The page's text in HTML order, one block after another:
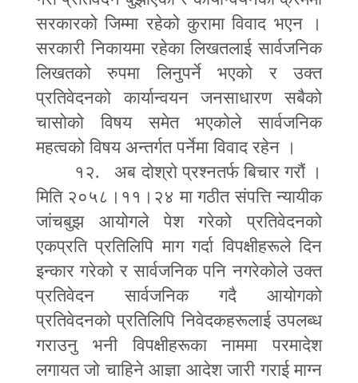
सरकारको जिम्मा रहेको कुरामा विवाद भएन ।
सरकारी निकायमा रहेका लिखतलाई सार्वजनिक
लिखतको रुपमा लिनुपर्ने भएको र उक्त
प्रतिवेदनको कार्यान्वयन जनसाधारण सबैको
चासोको विषय समेत भएकोले सार्वजनिक
महत्वको विषय अन्तर्गत पर्नेमा विवाद रहेन ।
१२. अब दोश्रो प्रश्नतर्फ बिचार गरौं ।
मिति २०५८।११।२४ मा गठीत संपत्ति न्यायीक
जांचबुझ आयोगले पेश गरेको प्रतिवेदनको
एकप्रति प्रतिलिपि माग गर्दा विपक्षीहरूले दिन
इन्कार गरेको र सार्वजनिक पनि नगरेकोले उक्त
प्रतिवेदन सार्वजनिक गदै आयोगको
प्रतिवेदनको प्रतिलिपि निवेदकहरूलाई उपलब्ध
गराउनु भनी विपक्षीहरूका नाममा परमादेश
लगायत जो चाहिने आज्ञा आदेश जारी गराई माग्न